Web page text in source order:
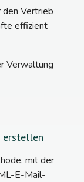
Vertrieb
effizient
Verwaltung
erstellen
mit der
E-Mail-